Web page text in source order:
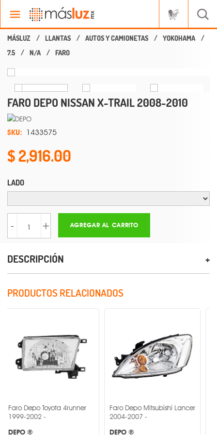
LLANTAS AUTOS Y CAMIONETAS
YOKOHAMA
7.5
N/A FARO
FARO DEPO NISSAN X-TRAIL 2008-2010
SKU: 1433575
2,916.00
LADO
- + AGREGAR AL CARRITO
DESCRIPCIÓN
PRODUCTOS RELACIONADOS
Toyota 4runner
-
Faro Depo Mitsubishi Lancer
2004-2007 -
Faro Depo